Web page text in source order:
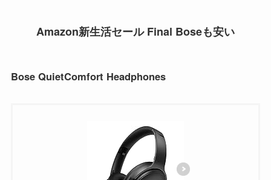
Amazon新生活セール Final Boseも安い
Bose QuietComfort Headphones